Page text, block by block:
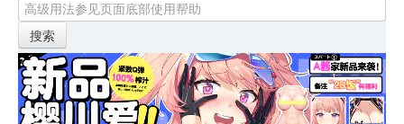
下资源
目录
本月新作